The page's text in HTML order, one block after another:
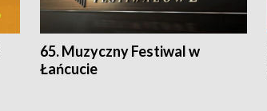
65. Muzyczny Festiwal w
Łańcucie